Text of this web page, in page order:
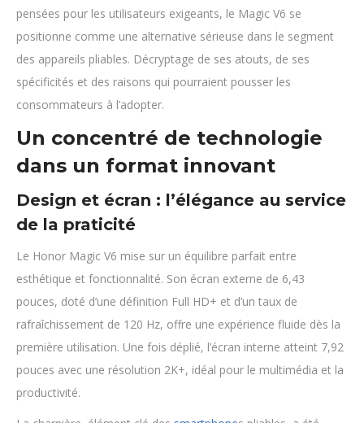
pensées pour les utilisateurs exigeants, le Magic V6 se
positionne comme une alternative sérieuse dans le segment
des appareils pliables. Décryptage de ses atouts, de ses
spécificités et des raisons qui pourraient pousser les
consommateurs à l’adopter.
Un concentré de technologie
dans un format innovant
Design et écran : l’élégance au service
de la praticité
Le Honor Magic V6 mise sur un équilibre parfait entre
esthétique et fonctionnalité. Son écran externe de 6,43
pouces, doté d’une définition Full HD+ et d’un taux de
rafraîchissement de 120 Hz, offre une expérience fluide dès la
première utilisation. Une fois déplié, l’écran interne atteint 7,92
pouces avec une résolution 2K+, idéal pour le multimédia et la
productivité.